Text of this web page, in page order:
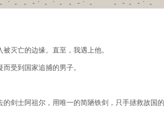
灭亡的边缘。直至，我遇上他。
受到国家追捕的男子。
剑士阿祖尔，用唯一的简陋铁剑，只手拯救故国的